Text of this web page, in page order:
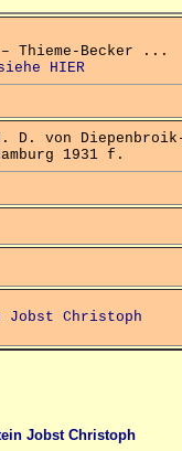
Thieme-Becker ...
HIER
von
1931 f.
Jobst Christoph
Jobst Christoph